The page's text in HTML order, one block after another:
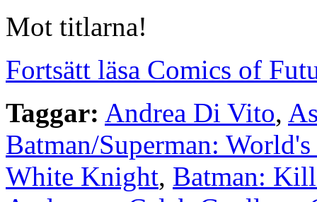
Mot titlarna!
Fortsätt läsa Comics of
Taggar: Andrea Di Vito,
Batman/Superman:
White Knight, Batman: